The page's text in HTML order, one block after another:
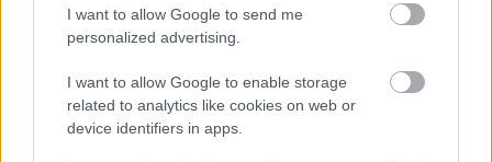
I want to allow Google to send me
personalized advertising.
I want to allow Google to enable storage
related to analytics like cookies on web or
device identifiers in apps.
amikor meg kell állni egy kellemetlen helyen.
Egy jól kiválasztott fényjelző, egy láthatósági
mellény és néhány apró tartalék nem foglal
sok helyet, mégis sokkal felkészültebbé teszi
az utazást.